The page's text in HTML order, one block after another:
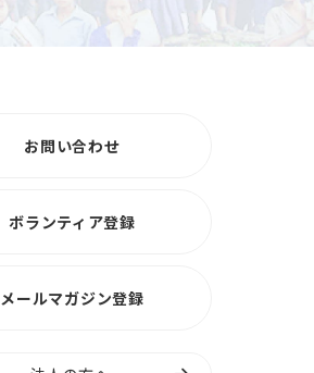
お問い合わせ
ボランティア登録
メールマガジン登録